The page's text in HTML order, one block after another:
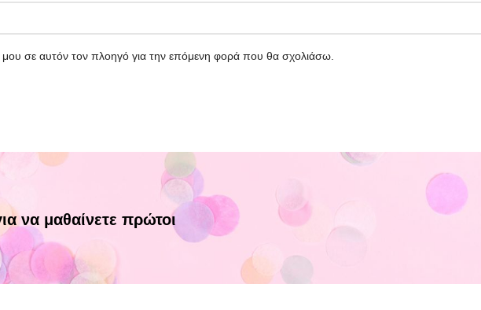
σε αυτόν τον πλοηγό για την επόμενη φορά που θα σχολιάσω.
να μαθαίνετε πρώτοι